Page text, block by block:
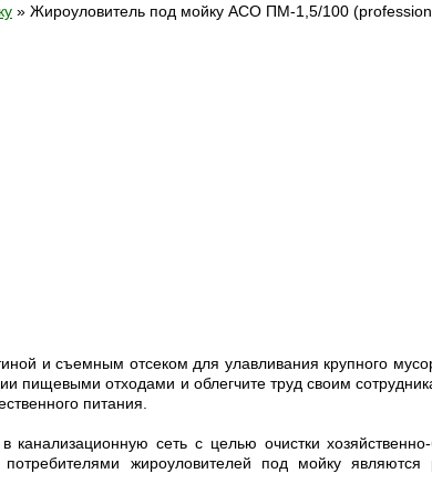
» Жироуловитель под мойку АСО ПМ-1,5/100
и съемным отсеком для улавливания крупного
пищевыми отходами и облегчите труд своим
питания.
канализационную сеть с целью очистки
жироуловителей под мойку являются